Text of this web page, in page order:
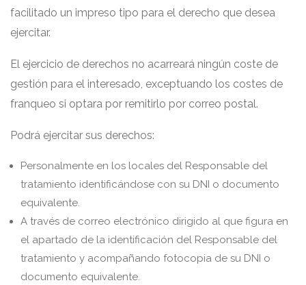
facilitado un impreso tipo para el derecho que desea
ejercitar.
El ejercicio de derechos no acarreará ningún coste de
gestión para el interesado, exceptuando los costes de
franqueo si optara por remitirlo por correo postal.
Podrá ejercitar sus derechos:
Personalmente en los locales del Responsable del
tratamiento identificándose con su DNI o documento
equivalente.
A través de correo electrónico dirigido al que figura en
el apartado de la identificación del Responsable del
tratamiento y acompañando fotocopia de su DNI o
documento equivalente.